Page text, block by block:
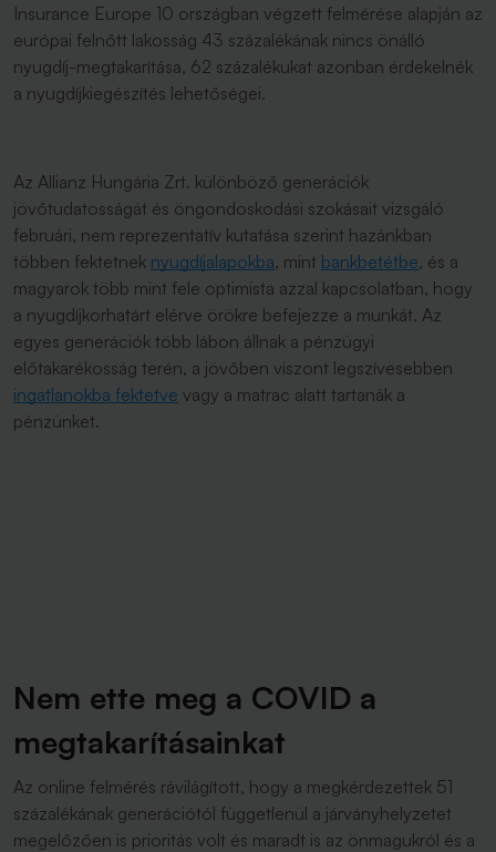
Insurance Europe 10 országban végzett felmérése alapján az
európai felnőtt lakosság 43 százalékának nincs önálló
nyugdíj-megtakarítása, 62 százalékukat azonban érdekelnék
a nyugdíjkiegészítés lehetőségei.
Az Allianz Hungária Zrt. különböző generációk
jövőtudatosságát és öngondoskodási szokásait vizsgáló
februári, nem reprezentatív kutatása szerint hazánkban
többen fektetnek nyugdíjalapokba, mint bankbetétbe, és a
magyarok több mint fele optimista azzal kapcsolatban, hogy
a nyugdíjkorhatárt elérve örökre befejezze a munkát. Az
egyes generációk több lábon állnak a pénzügyi
előtakarékosság terén, a jövőben viszont legszívesebben
ingatlanokba fektetve vagy a matrac alatt tartanák a
pénzünket.
Nem ette meg a COVID a
megtakarításainkat
Az online felmérés rávilágított, hogy a megkérdezettek 51
százalékának generációtól függetlenül a járványhelyzetet
megelőzően is prioritás volt és maradt is az önmagukról és a